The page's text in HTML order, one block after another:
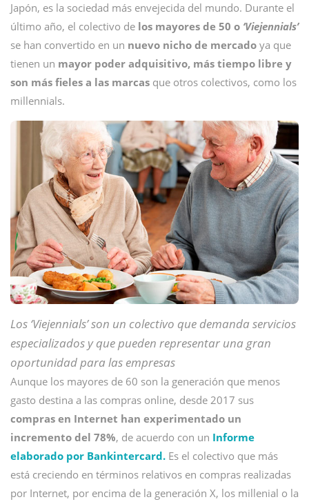
Japón, es la sociedad más envejecida del mundo. Durante el
último año, el colectivo de los mayores de 50 o ‘Viejennials’
se han convertido en un nuevo nicho de mercado ya que
tienen un mayor poder adquisitivo, más tiempo libre y
son más fieles a las marcas que otros colectivos, como los
millennials.
Los ‘Viejennials’ son un colectivo que demanda servicios
especializados y que pueden representar una gran
oportunidad para las empresas
Aunque los mayores de 60 son la generación que menos
gasto destina a las compras online, desde 2017 sus
compras en Internet han experimentado un
incremento del 78%, de acuerdo con un Informe
elaborado por Bankintercard. Es el colectivo que más
está creciendo en términos relativos en compras realizadas
por Internet, por encima de la generación X, los millenial o la